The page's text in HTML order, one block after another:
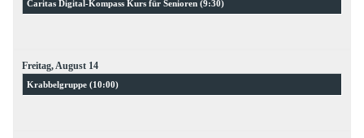
Caritas Digital-Kompass Kurs für Senioren (9:30)
Freitag,August 14
Krabbelgruppe (10:00)